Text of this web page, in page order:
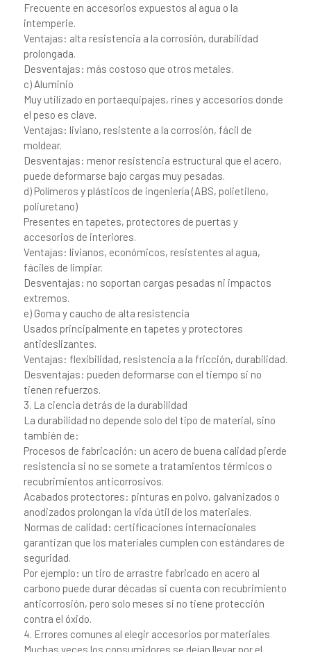
Frecuente en accesorios expuestos al agua o la
intemperie.
Ventajas: alta resistencia a la corrosión, durabilidad
prolongada.
Desventajas: más costoso que otros metales.
c) Aluminio
Muy utilizado en portaequipajes, rines y accesorios donde
el peso es clave.
Ventajas: liviano, resistente a la corrosión, fácil de
moldear.
Desventajas: menor resistencia estructural que el acero,
puede deformarse bajo cargas muy pesadas.
d) Polímeros y plásticos de ingeniería (ABS, polietileno,
poliuretano)
Presentes en tapetes, protectores de puertas y
accesorios de interiores.
Ventajas: livianos, económicos, resistentes al agua,
fáciles de limpiar.
Desventajas: no soportan cargas pesadas ni impactos
extremos.
e) Goma y caucho de alta resistencia
Usados principalmente en tapetes y protectores
antideslizantes.
Ventajas: flexibilidad, resistencia a la fricción, durabilidad.
Desventajas: pueden deformarse con el tiempo si no
tienen refuerzos.
3. La ciencia detrás de la durabilidad
La durabilidad no depende solo del tipo de material, sino
también de:
Procesos de fabricación: un acero de buena calidad pierde
resistencia si no se somete a tratamientos térmicos o
recubrimientos anticorrosivos.
Acabados protectores: pinturas en polvo, galvanizados o
anodizados prolongan la vida útil de los materiales.
Normas de calidad: certificaciones internacionales
garantizan que los materiales cumplen con estándares de
seguridad.
Por ejemplo: un tiro de arrastre fabricado en acero al
carbono puede durar décadas si cuenta con recubrimiento
anticorrosión, pero solo meses si no tiene protección
contra el óxido.
4. Errores comunes al elegir accesorios por materiales
Muchas veces los consumidores se dejan llevar por el